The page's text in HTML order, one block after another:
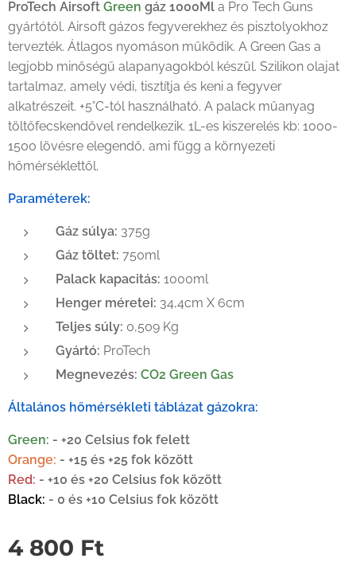
ProTech Airsoft Green gáz 1000Ml a Pro Tech Guns
gyártótól. Airsoft gázos fegyverekhez és pisztolyokhoz
tervezték. Átlagos nyomáson működik. A Green Gas a
legjobb minőségű alapanyagokból készül. Szilikon olajat
tartalmaz, amely védi, tisztítja és keni a fegyver
alkatrészeit. +5°C-tól használható. A palack műanyag
töltőfecskendővel rendelkezik. 1L-es kiszerelés kb: 1000-
1500 lövésre elegendő, ami függ a környezeti
hőmérséklettől.
Paraméterek:
Gáz súlya: 375g
Gáz töltet: 750ml
Palack kapacitás: 1000ml
Henger méretei: 34,4cm X 6cm
Teljes súly: 0,509 Kg
Gyártó: ProTech
Megnevezés: CO2 Green Gas
Általános hőmérsékleti táblázat gázokra:
Green: - +20 Celsius fok felett
Orange: - +15 és +25 fok között
Red: - +10 és +20 Celsius fok között
Black: - 0 és +10 Celsius fok között
4 800 Ft